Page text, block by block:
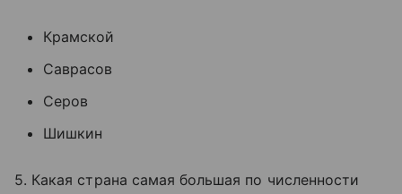
Крамской
Саврасов
Серов
Шишкин
5. Какая страна самая большая по численности